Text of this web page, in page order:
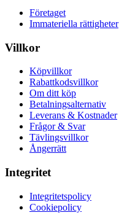
Företaget
Immateriella rättigheter
Villkor
Köpvillkor
Rabattkodsvillkor
Om ditt köp
Betalningsalternativ
Leverans & Kostnader
Frågor & Svar
Tävlingsvillkor
Ångerrätt
Integritet
Integritetspolicy
Cookiepolicy